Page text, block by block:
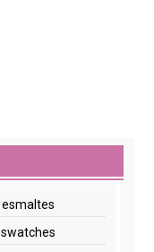
esmaltes
swatches